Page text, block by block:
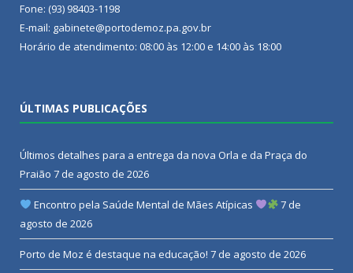
Fone: (93) 98403-1198
E-mail: gabinete@portodemoz.pa.gov.br
Horário de atendimento: 08:00 às 12:00 e 14:00 às 18:00
ÚLTIMAS PUBLICAÇÕES
Últimos detalhes para a entrega da nova Orla e da Praça do
Praião 7 de agosto de 2026
Encontro pela Saúde Mental de Mães Atípicas
7 de
agosto de 2026
Porto de Moz é destaque na educação! 7 de agosto de 2026